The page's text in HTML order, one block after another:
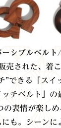
シブルベルト
売された、着
”できる
「ス
ッチベルト」
の表情が楽し
も。シーンに